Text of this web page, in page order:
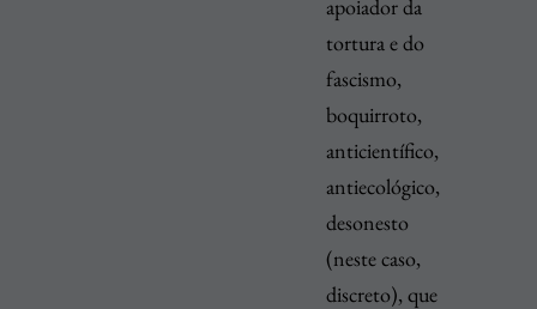
apoiador da
tortura e do
fascismo,
boquirroto,
anticientífico,
antiecológico,
desonesto
(neste caso,
discreto), que